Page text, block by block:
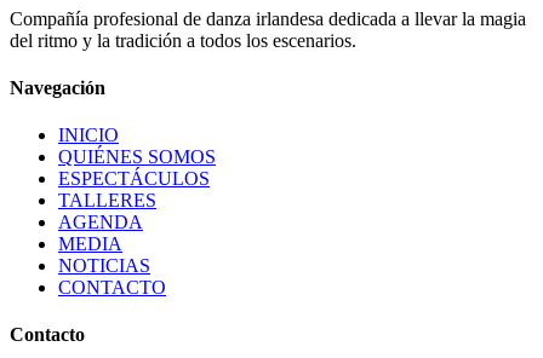
Compañía profesional de danza irlandesa dedicada a llevar la magia
del ritmo y la tradición a todos los escenarios.
Navegación
INICIO
QUIÉNES SOMOS
ESPECTÁCULOS
TALLERES
AGENDA
MEDIA
NOTICIAS
CONTACTO
Contacto